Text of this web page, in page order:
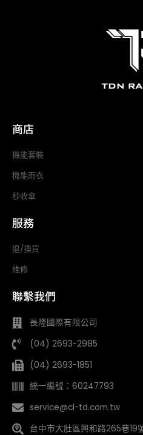
商店
機能套裝
機能雨衣
秒收傘
服務
退/換貨
維修
聯繫我們
長隆國際有限公司
(04) 2693-2985
(04) 2693-1851
統一編號：60247793
service@cl-td.com.tw
台中市大肚區興和路265巷19